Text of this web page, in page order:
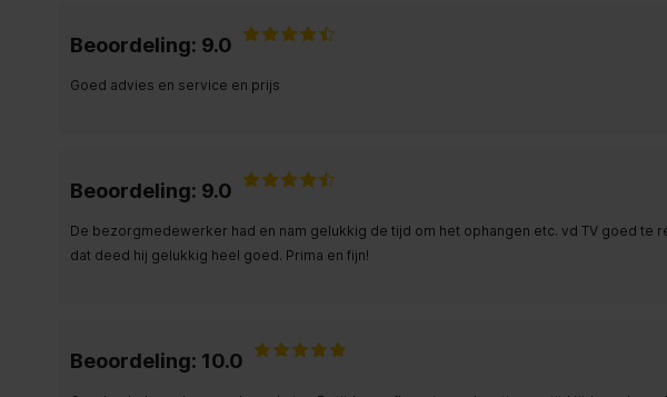
Beoordeling: 9.0
Goed advies en service en prijs
Beoordeling: 9.0
De bezorgmedewerker had en nam gelukkig de tijd om het ophangen etc. vd TV goed te
dat deed hij gelukkig heel goed. Prima en fijn!
Beoordeling: 10.0